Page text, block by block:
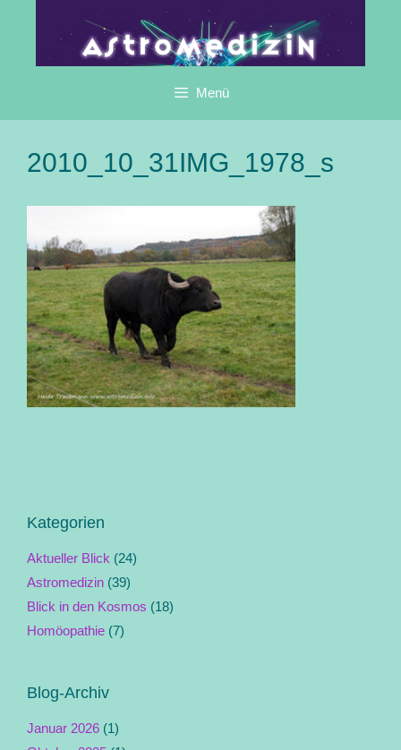
Menü
2010_10_31IMG_1978_s
Kategorien
Aktueller Blick (24)
Astromedizin (39)
Blick in den Kosmos (18)
Homöopathie (7)
Blog-Archiv
Januar 2026 (1)